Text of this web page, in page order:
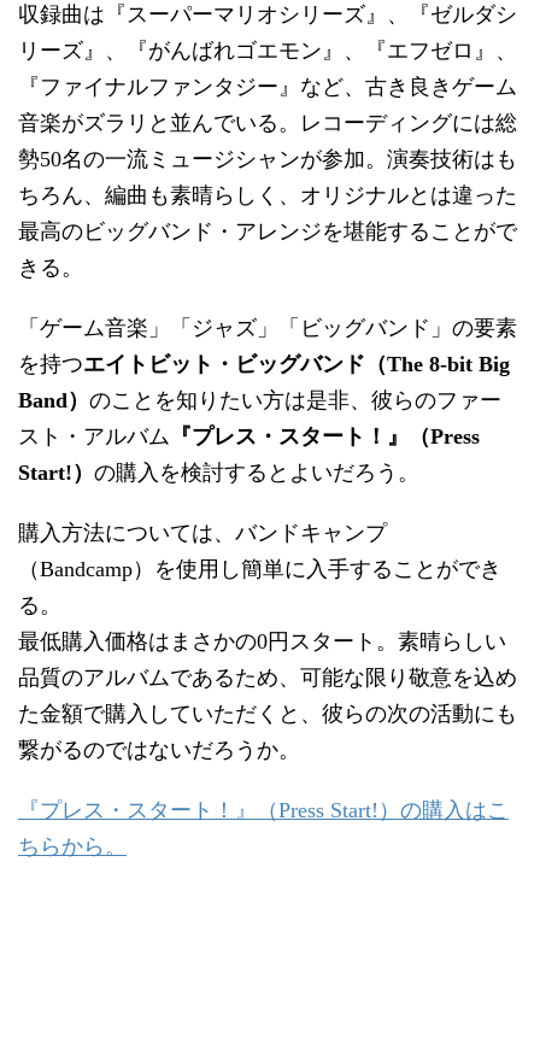
収録曲は『スーパーマリオシリーズ』、『ゼルダシ
リーズ』、『がんばれゴエモン』、『エフゼロ』、
『ファイナルファンタジー』など、古き良きゲーム
音楽がズラリと並んでいる。レコーディングには総
勢50名の一流ミュージシャンが参加。演奏技術はも
ちろん、編曲も素晴らしく、オリジナルとは違った
最高のビッグバンド・アレンジを堪能することがで
きる。
「ゲーム音楽」「ジャズ」「ビッグバンド」の要素
を持つエイトビット・ビッグバンド（The 8-bit Big
Band） のことを知りたい方は是非、彼らのファー
スト・アルバム 『プレス・スタート！』（Press
Start!） の購入を検討するとよいだろう。
購入方法については、バンドキャンプ
（Bandcamp）を使用し簡単に入手することができ
る。
最低購入価格はまさかの0円スタート。素晴らしい
品質のアルバムであるため、可能な限り敬意を込め
た金額で購入していただくと、彼らの次の活動にも
繋がるのではないだろうか。
『プレス・スタート！』（Press Start!）の購入はこ
ちらから。